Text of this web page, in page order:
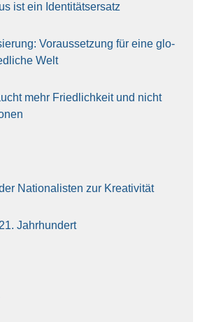
ist ein Iden­ti­täts­er­satz
Vor­aus­set­zung für eine glo­
Welt
mehr Fried­lich­keit und nicht
Natio­na­lis­ten zur Krea­ti­vi­tät
Jahr­hun­dert